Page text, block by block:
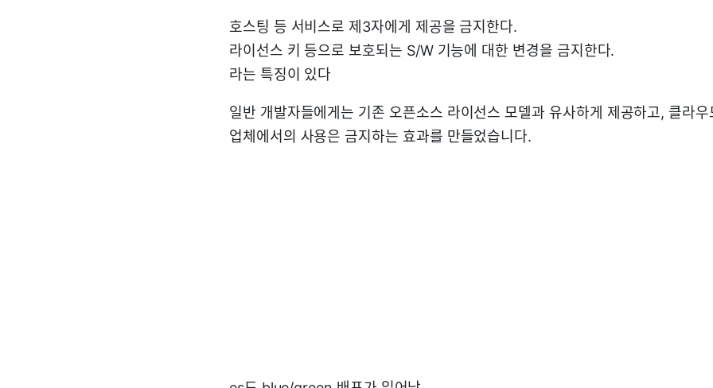
호스팅 등 서비스로 제3자에게 제공을 금지한다.
라이선스 키 등으로 보호되는 S/W 기능에 대한 변경을 금지한다.
라는 특징이 있다
일반 개발자들에게는 기존 오픈소스 라이선스 모델과 유사하게 제공하고, 클라
업체에서의 사용은 금지하는 효과를 만들었습니다.